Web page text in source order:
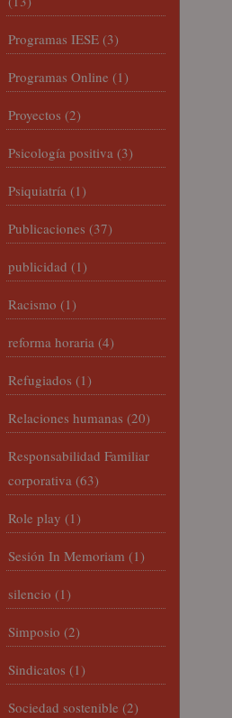
Programas IESE (3)
Programas Online (1)
Proyectos (2)
Psicología positiva (3)
Psiquiatría (1)
Publicaciones (37)
publicidad (1)
Racismo (1)
reforma horaria (4)
Refugiados (1)
Relaciones humanas (20)
Responsabilidad Familiar
corporativa (63)
Role play (1)
Sesión In Memoriam (1)
silencio (1)
Simposio (2)
Sindicatos (1)
Sociedad sostenible (2)